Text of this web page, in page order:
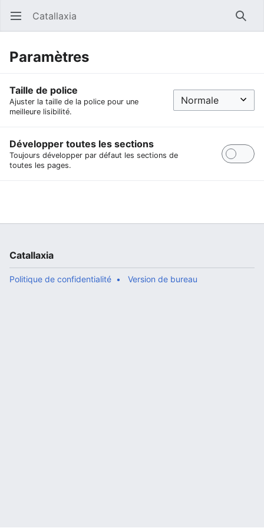
Ouvrir le menu principal Catallaxia
Paramètres
Taille de police
Ajuster la taille de la police pour une
meilleure lisibilité.
Développer toutes les sections
Toujours développer par défaut les sections de
toutes les pages.
Catallaxia
Politique de confidentialité Version de bureau